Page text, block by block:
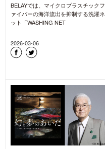
BELAYでは、マイクロプラスチックフ
ァイバーの海洋流出を抑制する洗濯ネ
ット「WASHING NET
2026-03-06